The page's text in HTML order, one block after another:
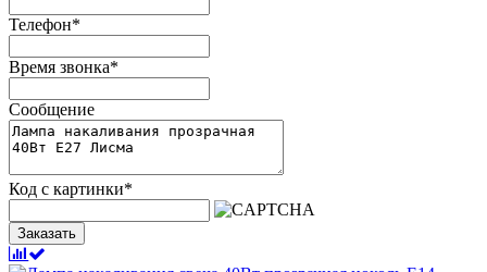
Телефон*
Время звонка*
Сообщение
Код с картинки*
Заказать